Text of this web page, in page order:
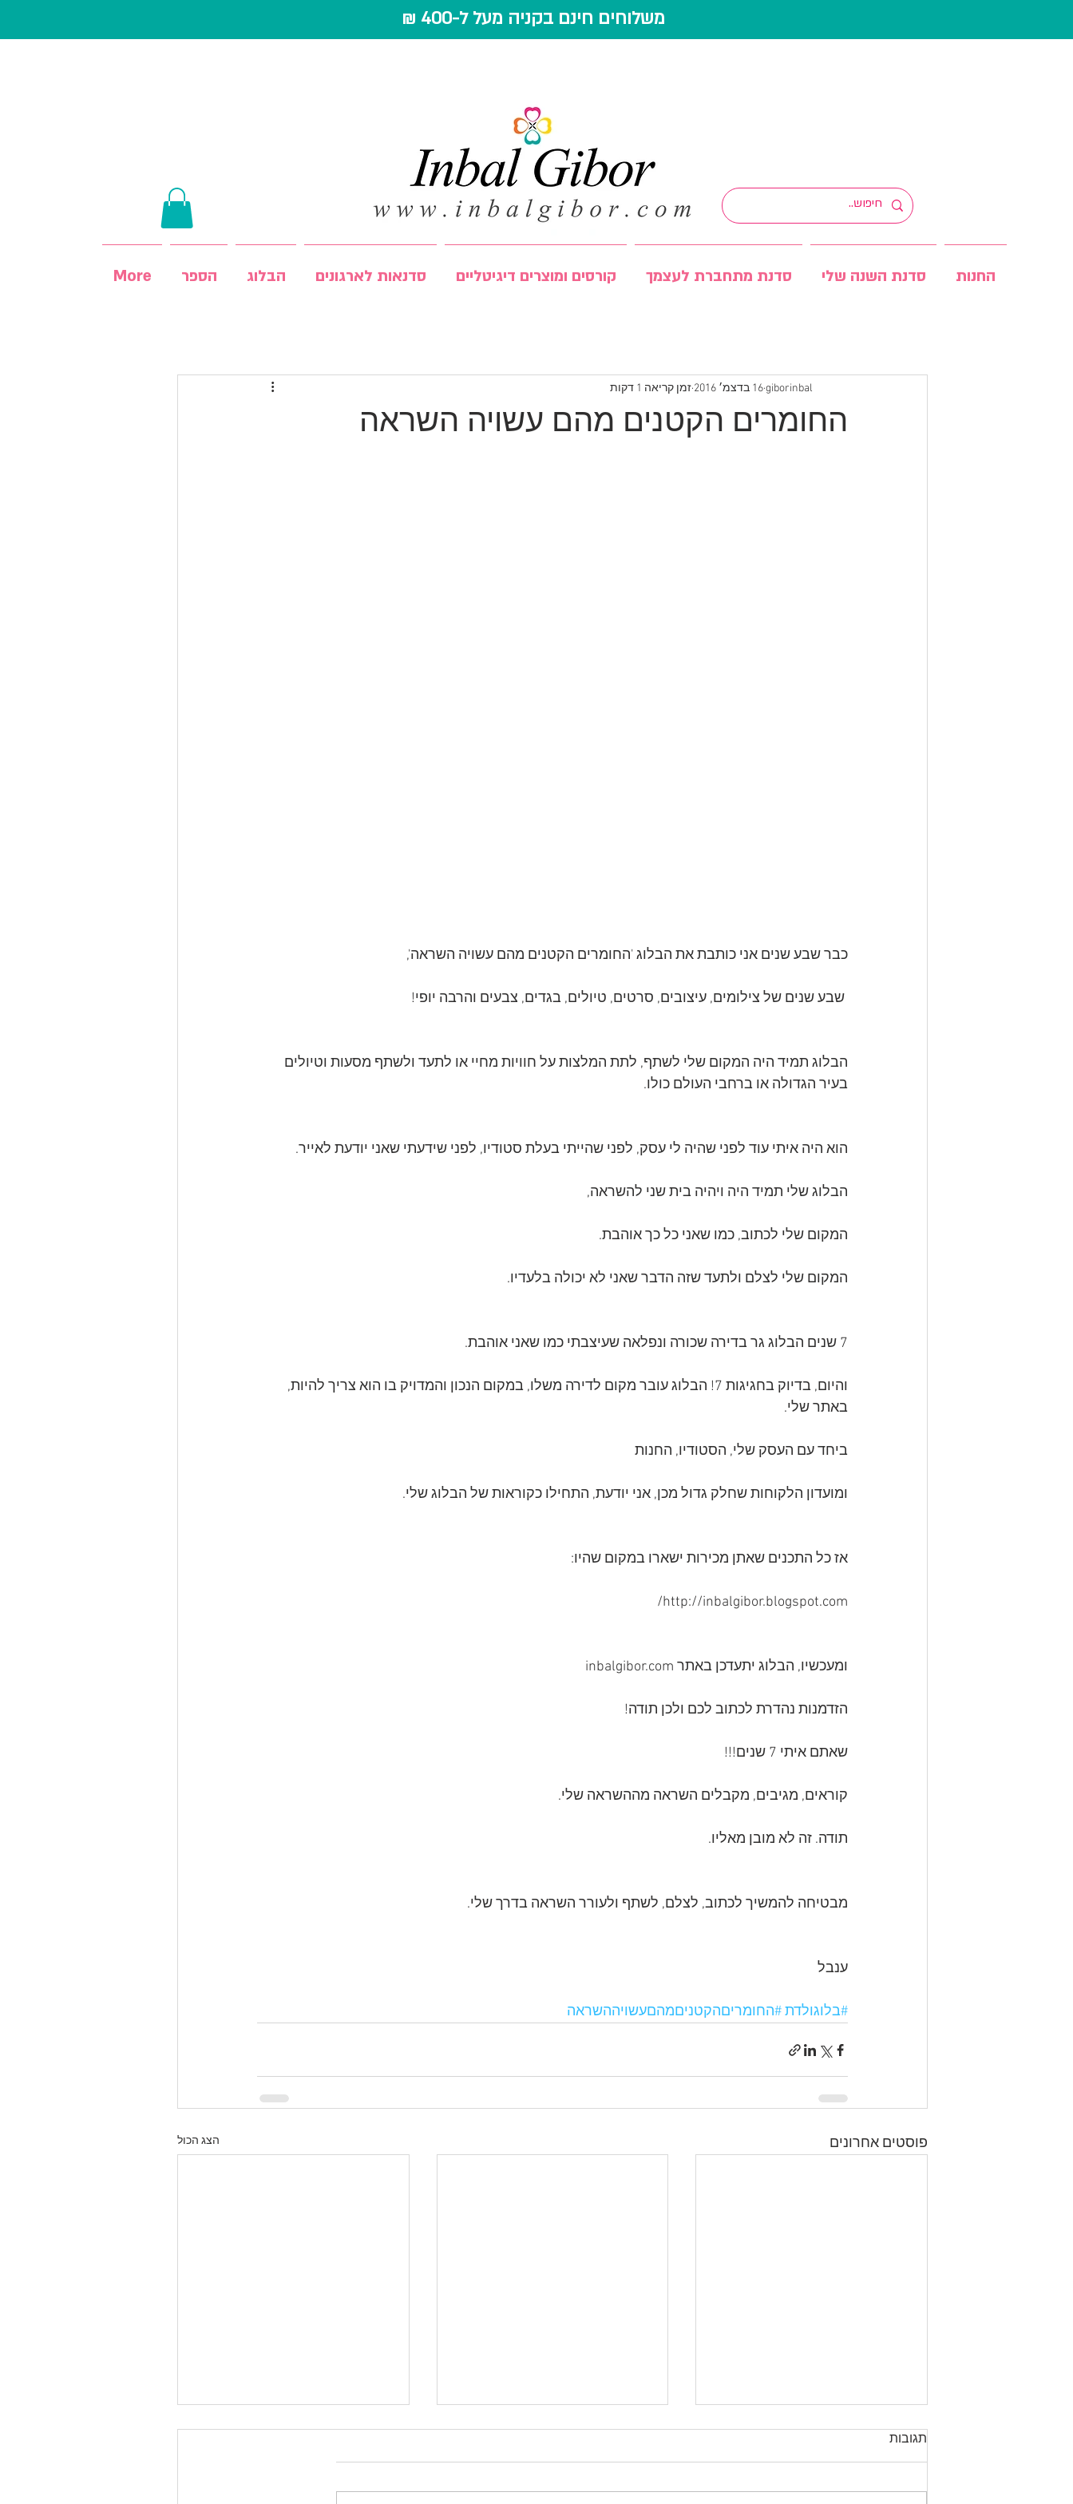
משלוחים חינם בקניה מעל ל-400 ₪
החנות סדנת השנה שלי סדנת מתחברת לעצמך קורסים ומוצרים דיגיטליים סדנאות לארגונים הבלוג הספר More
החומרים הקטנים מהם עשויה השראה
giborinbal16 בדצמ׳ 2016 זמן קריאה 1 דקות
כבר שבע שנים אני כותבת את הבלוג 'החומרים הקטנים מהם עשויה השראה',
הבלוג תמיד היה המקום שלי לשתף, לתת המלצות על חוויות מחיי או לתעד ולשתף מסעות וטיולים
בעיר הגדולה או ברחבי העולם כולו.
הוא היה איתי עוד לפני שהיה לי עסק, לפני שהייתי בעלת סטודיו, לפני שידעתי שאני יודעת לאייר.
הבלוג שלי תמיד היה ויהיה בית שני להשראה,
המקום שלי לכתוב, כמו שאני כל כך אוהבת.
המקום שלי לצלם ולתעד שזה הדבר שאני לא יכולה בלעדיו.
7 שנים הבלוג גר בדירה שכורה ונפלאה שעיצבתי כמו שאני אוהבת.
והיום, בדיוק בחגיגות 7! הבלוג עובר מקום לדירה משלו, במקום הנכון והמדויק בו הוא צריך להיות,
באתר שלי.
ביחד עם העסק שלי, הסטודיו, החנות
ומועדון הלקוחות שחלק גדול מכן, אני יודעת, התחילו כקוראות של הבלוג שלי.
אז כל התכנים שאתן מכירות ישארו במקום שהיו:
http://inbalgibor.blogspot.com/
ומעכשיו, הבלוג יתעדכן באתר inbalgibor.com
הזדמנות נהדרת לכתוב לכם ולכן תודה!
שאתם איתי 7 שנים!!!
קוראים, מגיבים, מקבלים השראה מההשראה שלי.
תודה. זה לא מובן מאליו.
מבטיחה להמשיך לכתוב, לצלם, לשתף ולעורר השראה בדרך שלי.
ענבל
#בלוגולדת#החומריםהקטניםמהםעשויההשראה
פוסטים אחרונים הצג הכול
תגובות